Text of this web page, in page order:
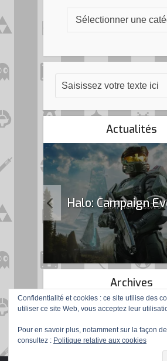
Actualités
Halo: Campaign
Archives
Confidentialité et cookies : ce site utilise des
utiliser ce site Web, vous acceptez leur
Pour en savoir plus, notamment sur la façon
consultez : Politique relative aux cookies